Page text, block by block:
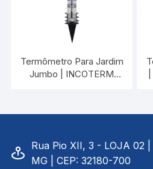
Termômetro Para Jardim
Jumbo | INCOTERM
Rua Pio XII, 3 - LOJA 02
MG | CEP: 32180-700